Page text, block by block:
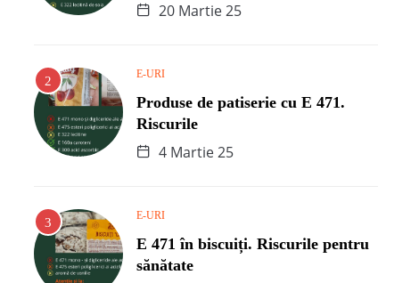
20 Martie 25
E-URI
Produse de patiserie cu E 471.
Riscurile
4 Martie 25
E-URI
E 471 în biscuiți. Riscurile pentru
sănătate